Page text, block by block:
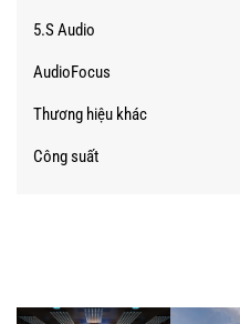
5.S Audio
AudioFocus
Thương hiệu khác
Công suất